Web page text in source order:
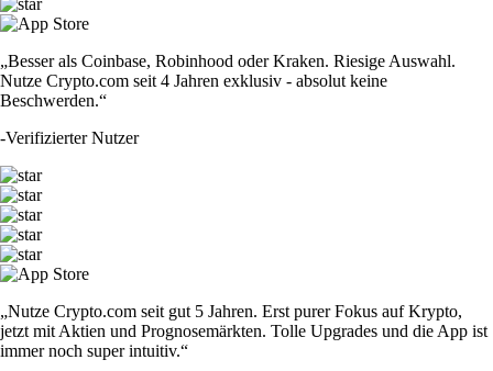
„Besser als Coinbase, Robinhood oder Kraken. Riesige Auswahl.
Nutze Crypto.com seit 4 Jahren exklusiv - absolut keine
Beschwerden.“
-Verifizierter Nutzer
„Nutze Crypto.com seit gut 5 Jahren. Erst purer Fokus auf Krypto,
jetzt mit Aktien und Prognosemärkten. Tolle Upgrades und die App ist
immer noch super intuitiv.“